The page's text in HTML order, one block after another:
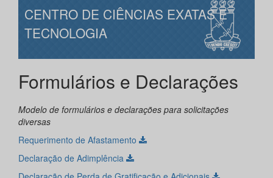
CENTRO DE CIÊNCIAS EXATAS E
TECNOLOGIA
Formulários e Declarações
Modelo de formulários e declarações para solicitações
diversas
Requerimento de Afastamento
Declaração de Adimplência